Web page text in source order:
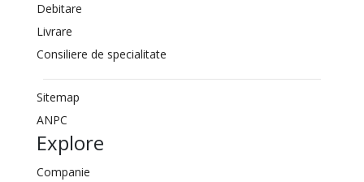
Debitare
Livrare
Consiliere de specialitate
Sitemap
ANPC
Explore
Companie